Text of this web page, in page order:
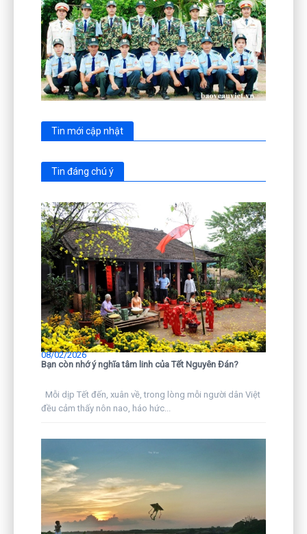
Tin mới cập nhật
Tin đáng chú ý
Bạn còn nhớ ý nghĩa tâm linh của Tết Nguyên Đán?
08/02/2026
Mỗi dịp Tết đến, xuân về, trong lòng mỗi người dân Việt
đều cảm thấy nôn nao, háo hức...